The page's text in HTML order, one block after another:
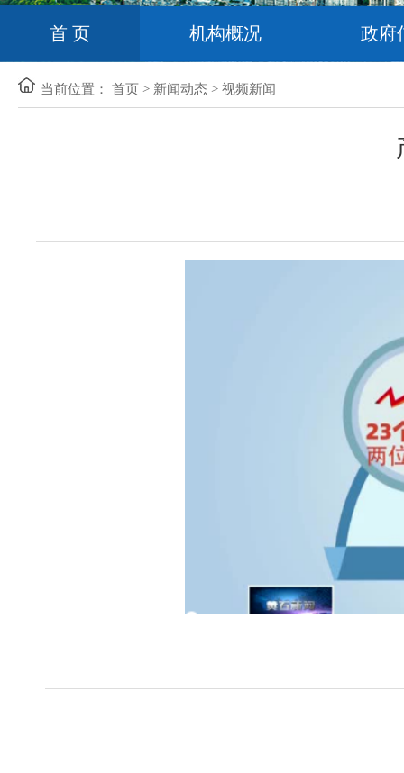
首 页 机构概况 政府
当前位置： 首页 > 新闻动态 > 视频新闻